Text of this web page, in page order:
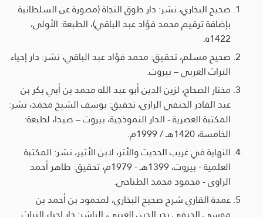
صحيح البخاري، نشر: دار طوق النجاة (مصورة عن السلطانية
بإضافة ترقيم محمد فؤاد عبد الباقي)، الطبعة: الأولى،
1422ه.
صحيح مسلم، تحقيق: محمد فؤاد عبد الباقي، نشر: دار إحياء
التراث العربي – بيروت.
مختار الصحاح، لزين الدين أبو عبد الله محمد بن أبي بكر بن
عبد القادر الحنفي الرازي، تحقيق: يوسف الشيخ محمد، نشر:
المكتبة العصرية - الدار النموذجية، بيروت – صيدا، لطبعة:
الخامسة، 1420هـ / 1999م.
النهاية في غريب الحديث والأثر، لابن الأثير، نشر: المكتبة
العلمية - بيروت، 1399هـ - 1979م، تحقيق: طاهر أحمد
الزاوى - محمود محمد الطناحي.
عمدة القاري شرح صحيح البخاري، لمحمود بن أحمد بن